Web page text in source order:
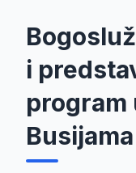
i
program
Busijama